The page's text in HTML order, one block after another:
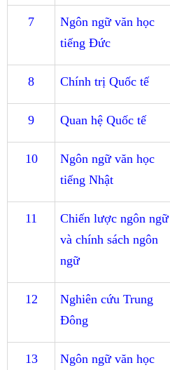
7
Ngôn ngữ văn học
tiếng Đức
8 Chính trị Quốc tế
9 Quan hệ Quốc tế
10
Ngôn ngữ văn học
tiếng Nhật
11
Chiến lược ngôn ngữ
và chính sách ngôn
ngữ
12
Nghiên cứu Trung
Đông
13
Ngôn ngữ văn học